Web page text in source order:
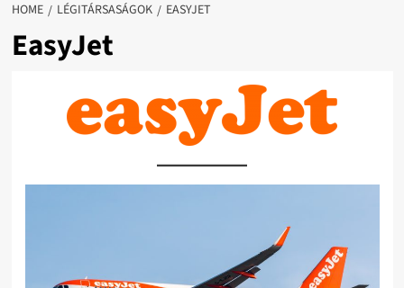
HOME LÉGITÁRSASÁGOK EASYJET
EasyJet